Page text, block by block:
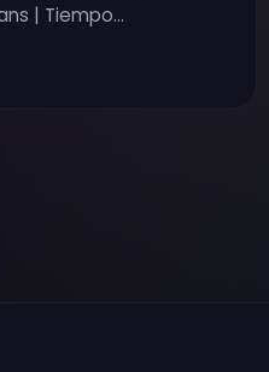
| Tiempo…